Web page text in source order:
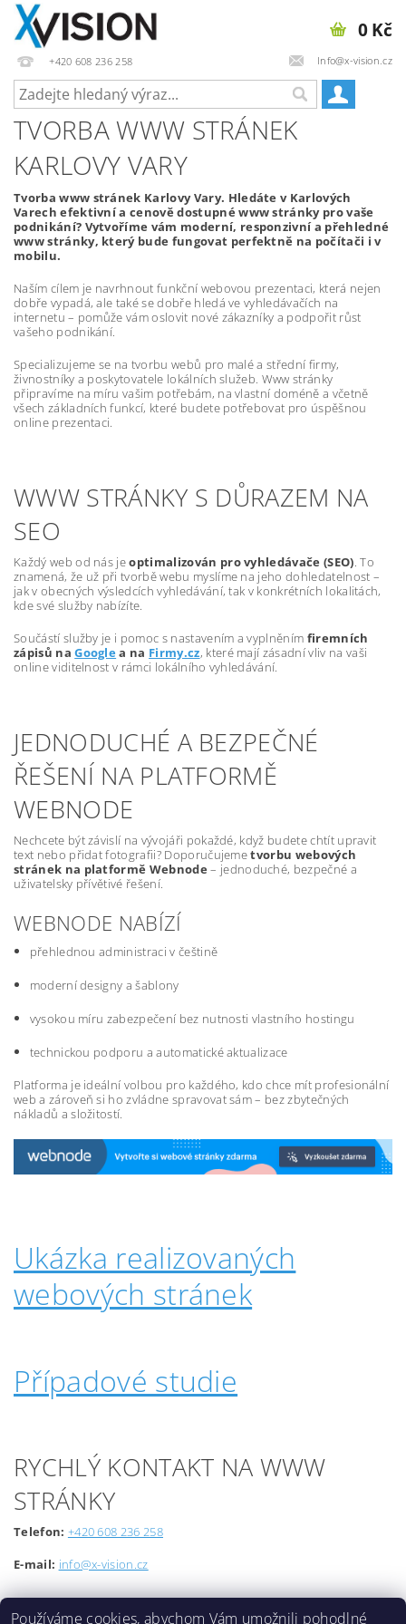
+420 608 236 258 Info@x-vision.cz
0 Kč
TVORBA WWW STRÁNEK
KARLOVY VARY
Tvorba www stránek Karlovy Vary. Hledáte v Karlových
Varech efektivní a cenově dostupné www stránky pro vaše
podnikání? Vytvoříme vám moderní, responzivní a přehledné
www stránky, který bude fungovat perfektně na počítači i v
mobilu.
Naším cílem je navrhnout funkční webovou prezentaci, která nejen
dobře vypadá, ale také se dobře hledá ve vyhledávačích na
internetu – pomůže vám oslovit nové zákazníky a podpořit růst
vašeho podnikání.
Specializujeme se na tvorbu webů pro malé a střední firmy,
živnostníky a poskytovatele lokálních služeb. Www stránky
připravíme na míru vašim potřebám, na vlastní doméně a včetně
všech základních funkcí, které budete potřebovat pro úspěšnou
online prezentaci.
WWW STRÁNKY S DŮRAZEM NA
SEO
Každý web od nás jeoptimalizován pro vyhledávače (SEO). To
znamená, že už při tvorbě webu myslíme na jeho dohledatelnost –
jak v obecných výsledcích vyhledávání, tak v konkrétních lokalitách,
kde své služby nabízíte.
Součástí služby je i pomoc s nastavením a vyplněním firemních
zápisů naGooglea na Firmy.cz, které mají zásadní vliv na vaši
online viditelnost v rámci lokálního vyhledávání.
JEDNODUCHÉ A BEZPEČNÉ
ŘEŠENÍ NA PLATFORMĚ
WEBNODE
Nechcete být závislí na vývojáři pokaždé, když budete chtít upravit
text nebo přidat fotografii? Doporučujemetvorbu webových
stránek na platformě Webnode – jednoduché, bezpečné a
uživatelsky přívětivé řešení.
WEBNODE NABÍZÍ
přehlednou administraci v češtině
moderní designy a šablony
vysokou míru zabezpečení bez nutnosti vlastního hostingu
technickou podporu a automatické aktualizace
Platforma je ideální volbou pro každého, kdo chce mít profesionální
web a zároveň si ho zvládne spravovat sám – bez zbytečných
nákladů a složitostí.
Ukázka realizovaných
webových stránek
Případové studie
RYCHLÝ KONTAKT NA WWW
STRÁNKY
Telefon: +420 608 236 258
E-mail: info@x-vision.cz
Používáme cookies, abychom Vám umožnili pohodlné